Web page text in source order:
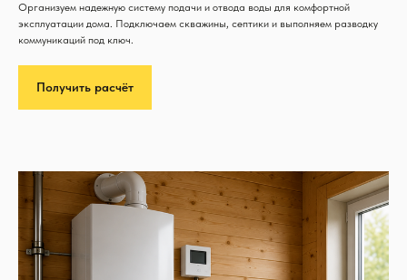
Организуем надежную систему подачи и отвода воды для комфортной
эксплуатации дома. Подключаем скважины, септики и выполняем разводку
коммуникаций под ключ.
Получить расчёт